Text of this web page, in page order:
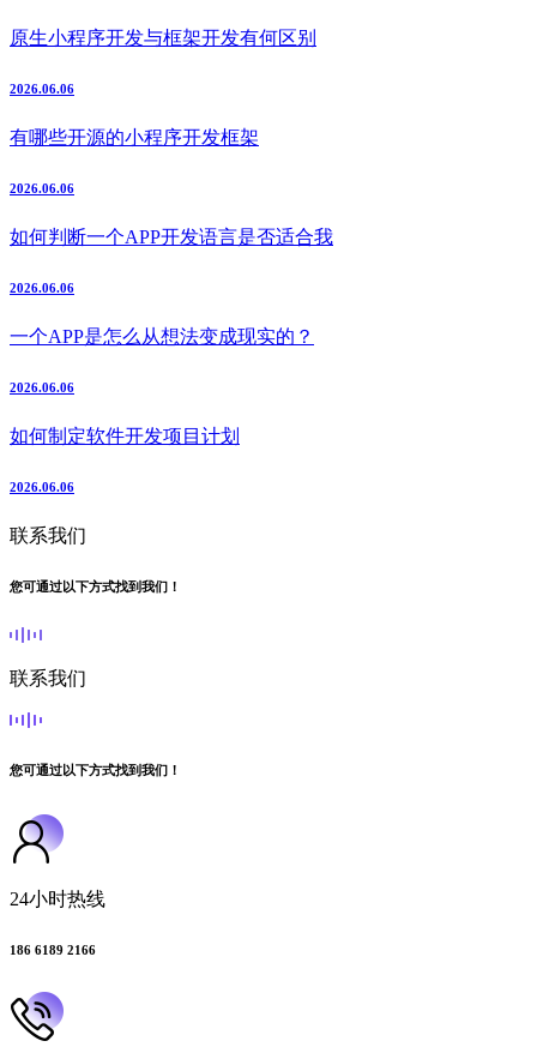
原生小程序开发与框架开发有何区别
2026.06.06
有哪些开源的小程序开发框架
2026.06.06
如何判断一个APP开发语言是否适合我
2026.06.06
一个APP是怎么从想法变成现实的？
2026.06.06
如何制定软件开发项目计划
2026.06.06
联系我们
您可通过以下方式找到我们！
联系我们
您可通过以下方式找到我们！
24小时热线
186 6189 2166